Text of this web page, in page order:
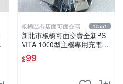
板橋區有店面可面交高價
回收電玩
10551
新北市板橋可面交賣全新PS
VITA 1000型主機專用充電
線....超便宜只賣99元
$99